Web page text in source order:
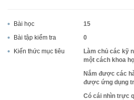
MOS
Bài học
15
Bài tập kiểm tra
0
Kiến thức mục tiêu
Làm chủ các kỹ
một cách khoa
Nắm được các
được ứng dụng
Có cái nhìn trực